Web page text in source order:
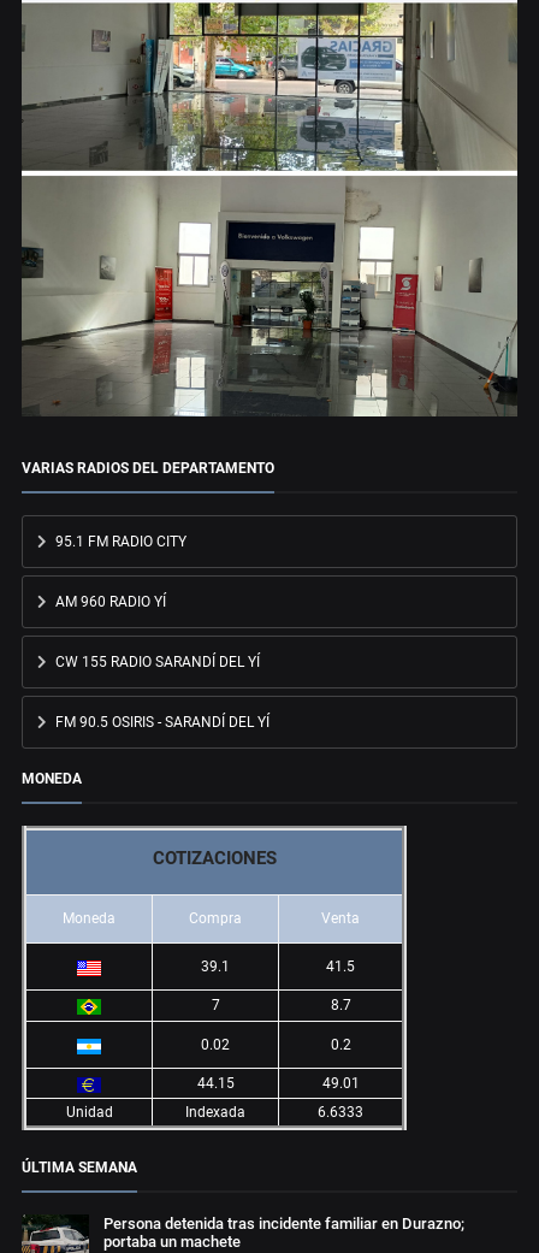
VARIAS RADIOS DEL DEPARTAMENTO
95.1 FM RADIO CITY
AM 960 RADIO YÍ
CW 155 RADIO SARANDÍ DEL YÍ
FM 90.5 OSIRIS - SARANDÍ DEL YÍ
MONEDA
COTIZACIONES
Moneda Compra Venta
39.1 41.5
7 8.7
0.02 0.2
44.15
49.01
Unidad
Indexada 6.6333
ÚLTIMA SEMANA
Persona detenida tras incidente familiar en Durazno;
portaba un machete